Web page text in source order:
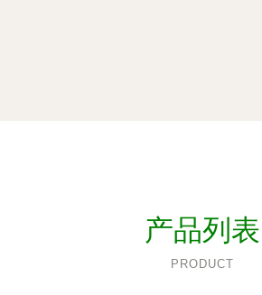
产品列表
PRODUCT